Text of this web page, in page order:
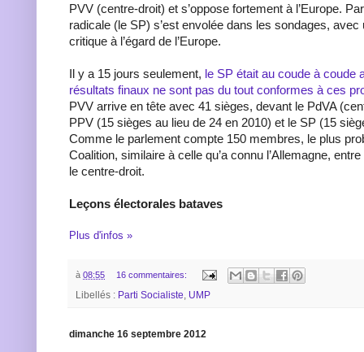
PVV (centre-droit) et s’oppose fortement à l’Europe.
radicale (le SP) s’est envolée dans les sondages,
critique à l’égard de l’Europe.
Il y a 15 jours seulement, le SP était au coude à coude
résultats finaux ne sont pas du tout conformes à ces
PVV arrive en tête avec 41 sièges, devant le PdVA
PPV (15 sièges au lieu de 24 en 2010) et le SP (15
Comme le parlement compte 150 membres, le plus
Coalition, similaire à celle qu’a connu l’Allemagne,
le centre-droit.
Leçons électorales bataves
Plus d'infos »
à 08:55 16 commentaires:
Libellés : Parti Socialiste, UMP
dimanche 16 septembre 2012